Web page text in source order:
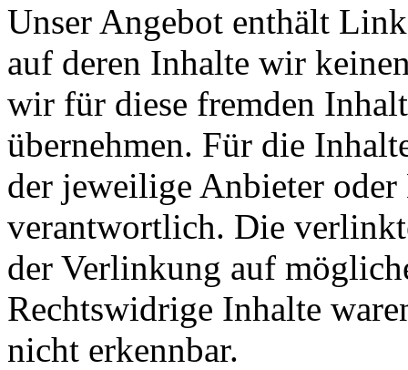
Unser Angebot enthält
auf deren Inhalte wir
wir für diese fremden
übernehmen. Für die
der jeweilige Anbieter oder
verantwortlich. Die
der Verlinkung auf
Rechtswidrige Inhalte
nicht erkennbar.